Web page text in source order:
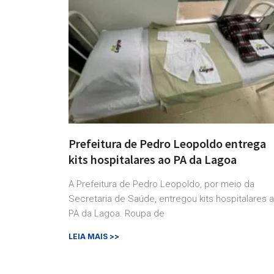
Prefeitura de Pedro Leopoldo entrega
kits hospitalares ao PA da Lagoa
A Prefeitura de Pedro Leopoldo, por meio da
Secretaria de Saúde, entregou kits hospitalares
PA da Lagoa. Roupa de
LEIA MAIS >>